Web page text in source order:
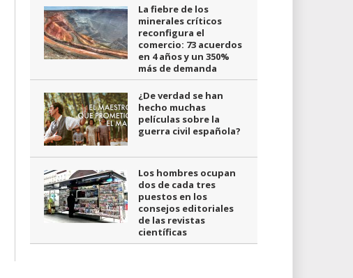
La fiebre de los
minerales críticos
reconfigura el
comercio: 73 acuerdos
en 4 años y un 350%
más de demanda
¿De verdad se han
hecho muchas
películas sobre la
guerra civil española?
Los hombres ocupan
dos de cada tres
puestos en los
consejos editoriales
de las revistas
científicas